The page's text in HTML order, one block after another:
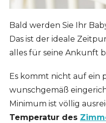
Bald werden Sie Ihr
Das ist der ideale
alles für seine Ankunft
Es kommt nicht auf ein
wunschgemäß
Minimum ist völlig
Temperatur des